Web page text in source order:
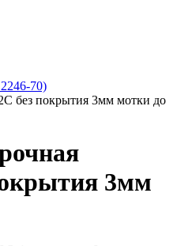
70)
без покрытия 3мм мотки до
3мм